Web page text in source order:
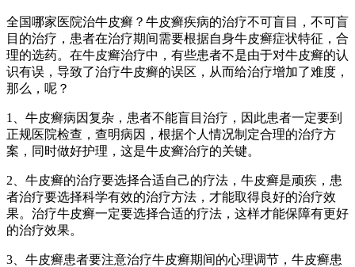
全国哪家医院治牛皮癣？牛皮癣疾病的治疗不可盲目，不可盲
目的治疗，患者在治疗期间需要根据自身牛皮癣症状特征，合
理的选药。在牛皮癣治疗中，有些患者不是由于对牛皮癣的认
识有误，导致了治疗牛皮癣的误区，从而给治疗增加了难度，
那么，呢？
1、牛皮癣病因复杂，患者不能盲目治疗，因此患者一定要到
正规医院检查，查明病因，根据个人情况制定合理的治疗方
案，同时做好护理，这是牛皮癣治疗的关键。
2、牛皮癣的治疗要选择合适自己的疗法，牛皮癣是顽疾，患
者治疗要选择科学有效的治疗方法，才能取得良好的治疗效
果。治疗牛皮癣一定要选择合适的疗法，这样才能保障有更好
的治疗效果。
3、牛皮癣患者要注意治疗牛皮癣期间的心理调节，牛皮癣患